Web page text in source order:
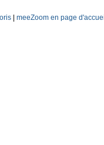
meeZoom en page